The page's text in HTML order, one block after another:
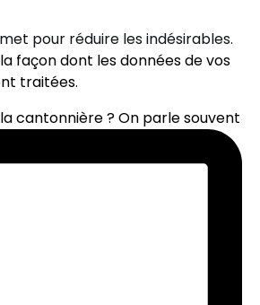
pour réduire les indésirables.
façon dont les données de vos
traitées.
cantonnière ? On parle souvent